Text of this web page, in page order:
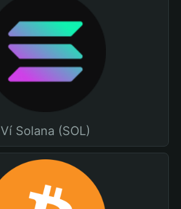
Ví Solana (SOL)